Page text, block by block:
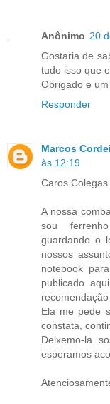
Anônimo 20
Gostaria de
tudo isso que
Obrigado e
Responder
Marcos
às 12:19
Caros Colegas.
A nossa
sou
guardando o
nossos
notebook
publicado
recomendação
Ela me pede
constata,
Deixemo-la
esperamos